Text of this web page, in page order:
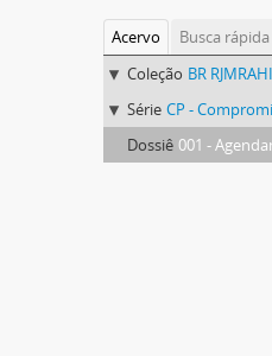
Acervo
Busca rápida
Coleção BR
Série CP -
Dossiê 001 -